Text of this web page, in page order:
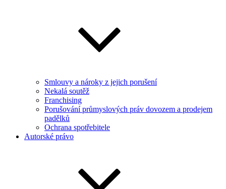
Smlouvy a nároky z jejich porušení
Nekalá soutěž
Franchising
Porušování průmyslových práv dovozem a prodejem
padělků
Ochrana spotřebitele
Autorské právo